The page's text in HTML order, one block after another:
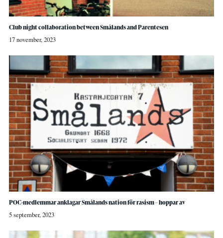
Club night collaboration between Smålands and Parentesen
17 november, 2023
POC-medlemmar anklagar Smålands nation för rasism – hoppar av
5 september, 2023